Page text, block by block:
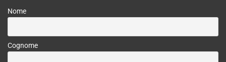
Nome
Cognome